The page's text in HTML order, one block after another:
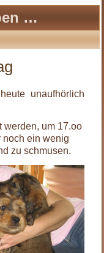
…
unaufhörlich
werden, um 17.oo
noch ein wenig
zu schmusen.